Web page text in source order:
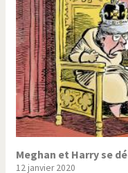
Election présidentielle
Hopp Deutschland
L'Amérique et les
La Chine et nous
Meghan et Harry se
12 janvier 2020